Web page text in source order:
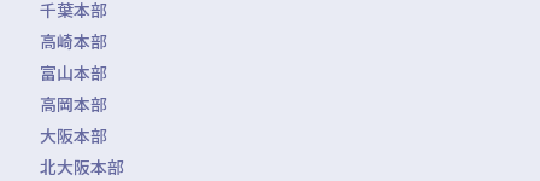
千葉本部
高崎本部
富山本部
高岡本部
大阪本部
北大阪本部